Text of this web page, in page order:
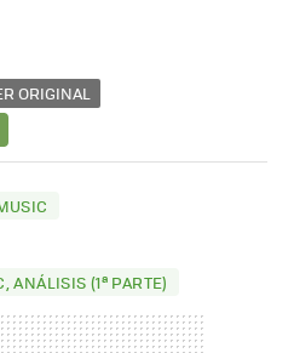
ORIGINAL
(1ª PARTE)